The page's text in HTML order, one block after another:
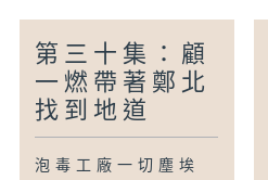
第三十集：顧
一燃帶著鄭北
找到地道
泡毒工廠一切塵埃